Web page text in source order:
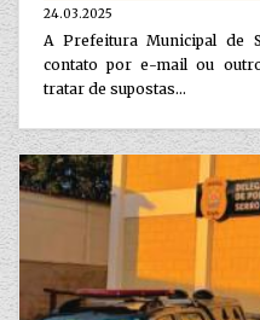
24.03.2025
A Prefeitura Municipal de
contato por e-mail ou
tratar de supostas...